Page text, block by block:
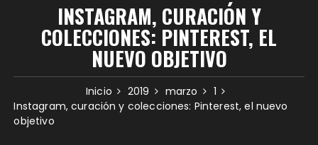
INSTAGRAM, CURACIÓN Y
COLECCIONES: PINTEREST, EL
NUEVO OBJETIVO
Inicio 2019 marzo
1
Instagram, curación y colecciones: Pinterest, el nuevo
objetivo